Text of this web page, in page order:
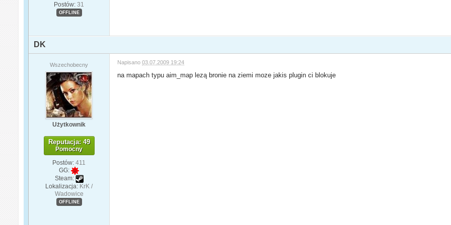
Postów: 31
OFFLINE
DK
Wszechobecny
Użytkownik
Reputacja: 49
Pomocny
Postów: 411
GG:
Steam:
Lokalizacja: KrK /
Wadowice
OFFLINE
Napisano03.07.2009 19:24
na mapach typu aim_map lezą bronie na ziemi moze jakis plugin ci blokuje